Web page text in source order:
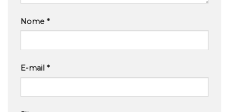
Nome *
E-mail *